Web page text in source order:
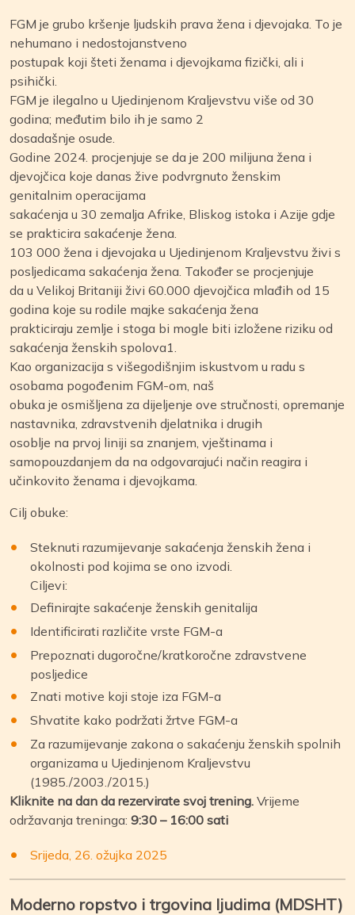
FGM je grubo kršenje ljudskih prava žena i djevojaka. To je
nehumano i nedostojanstveno
postupak koji šteti ženama i djevojkama fizički, ali i
psihički.
FGM je ilegalno u Ujedinjenom Kraljevstvu više od 30
godina; međutim bilo ih je samo 2
dosadašnje osude.
Godine 2024. procjenjuje se da je 200 milijuna žena i
djevojčica koje danas žive podvrgnuto ženskim
genitalnim operacijama
sakaćenja u 30 zemalja Afrike, Bliskog istoka i Azije gdje
se prakticira sakaćenje žena.
103 000 žena i djevojaka u Ujedinjenom Kraljevstvu živi s
posljedicama sakaćenja žena. Također se procjenjuje
da u Velikoj Britaniji živi 60.000 djevojčica mlađih od 15
godina koje su rodile majke sakaćenja žena
prakticiraju zemlje i stoga bi mogle biti izložene riziku od
sakaćenja ženskih spolova1.
Kao organizacija s višegodišnjim iskustvom u radu s
osobama pogođenim FGM-om, naš
obuka je osmišljena za dijeljenje ove stručnosti, opremanje
nastavnika, zdravstvenih djelatnika i drugih
osoblje na prvoj liniji sa znanjem, vještinama i
samopouzdanjem da na odgovarajući način reagira i
učinkovito ženama i djevojkama.
Cilj obuke:
Steknuti razumijevanje sakaćenja ženskih žena i
okolnosti pod kojima se ono izvodi.
Ciljevi:
Definirajte sakaćenje ženskih genitalija
Identificirati različite vrste FGM-a
Prepoznati dugoročne/kratkoročne zdravstvene
posljedice
Znati motive koji stoje iza FGM-a
Shvatite kako podržati žrtve FGM-a
Za razumijevanje zakona o sakaćenju ženskih spolnih
organizama u Ujedinjenom Kraljevstvu
(1985./2003./2015.)
Kliknite na dan da rezervirate svoj trening. Vrijeme
održavanja treninga: 9:30 – 16:00 sati
Srijeda, 26. ožujka 2025
Moderno ropstvo i trgovina ljudima (MDSHT)